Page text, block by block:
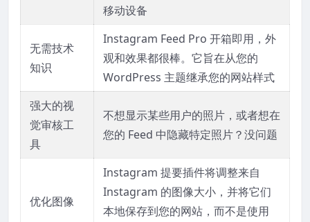
移动设备
无需技术
知识
Instagram Feed Pro 开箱即用，外
观和效果都很棒。 它旨在从您的
WordPress 主题继承您的网站样式
强大的视
觉审核工
具
不想显示某些用户的照片，或者想在
您的 Feed 中隐藏特定照片？没问题
优化图像
Instagram 提要插件将调整来自
Instagram 的图像大小，并将它们
本地保存到您的网站，而不是使用